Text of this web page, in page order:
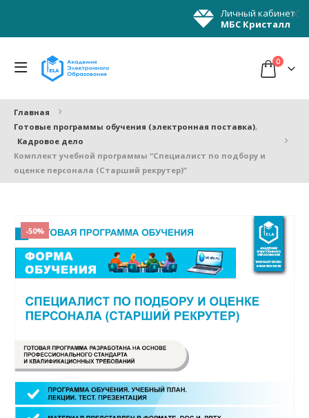
Личный кабинет
МБС Кристалл
0
Главная
Готовые программы обучения (электронная поставка),
Кадровое дело
Комплект учебной программы “Специалист по подбору и
оценке персонала (Старший рекрутер)”
-50%